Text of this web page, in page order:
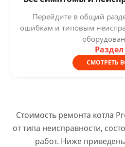
Перейдите в общий
ошибкам и типовым
Раздел
СМОТРЕТЬ
Стоимость ремонта котла
от типа неисправности,
работ. Ниже